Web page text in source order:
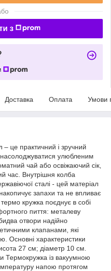
з
Доставка Оплата Умови
це практичний і зручний
улюбленим
чай або освіжаючий сік,
час. Внутрішня колба
сталі - цей матеріал
запахи та не впливає
кружка поєднує в собі
пиття: металеву
отвори надійно
клапанами, які
Основні характеристики
27 см; діаметр 10 см.
Термокружка із вакуумною
напою протягом